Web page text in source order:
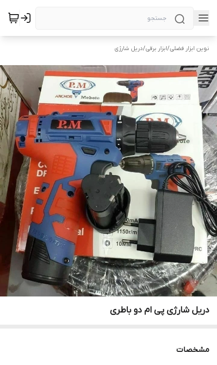
نوین ابزار فضلی/ابزار برقی/دریل شارژی
دریل شارژی پی ام دو باطری
مشخصات